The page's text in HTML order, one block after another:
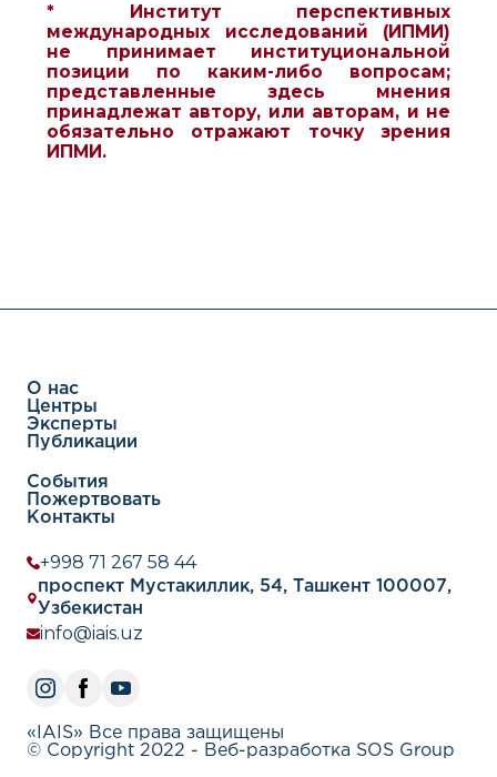
* Институт перспективных
международных исследований (ИПМИ)
не принимает институциональной
позиции по каким-либо вопросам;
представленные здесь мнения
принадлежат автору, или авторам, и не
обязательно отражают точку зрения
ИПМИ.
О нас
Центры
Эксперты
Публикации
События
Пожертвовать
Контакты
+998 71 267 58 44
проспект Мустакиллик, 54, Ташкент 100007,
Узбекистан
info@iais.uz
«IAIS» Все права защищены
© Copyright 2022 - Веб-разработка SOS Group